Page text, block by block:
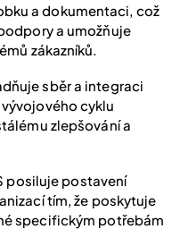
a dokumentaci, což
a umožňuje
zákazníků.
sběr a integraci
cyklu
zlepšování a
posiluje postavení
tím, že poskytuje
specifickým potřebám